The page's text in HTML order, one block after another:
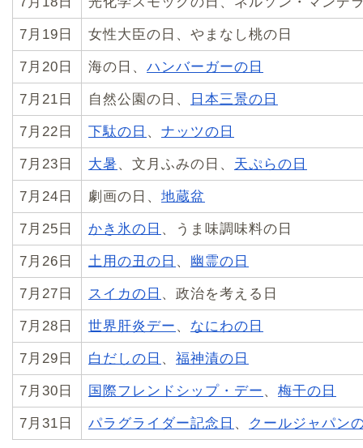
7月19日 女性大臣の日、やまなし桃の日
7月20日 海の日、 ハンバーガーの日
7月21日 自然公園の日、 日本三景の日
7月22日 下駄の日 、 ナッツの日
7月23日 大暑、文月ふみの日、 天ぷらの日
7月24日 劇画の日、 地蔵盆
7月25日 かき氷の日 、うま味調味料の日
7月26日 土用の丑の日 、 幽霊の日
7月27日 スイカの日 、政治を考える日
7月28日 世界肝炎デー 、 なにわの日
7月29日 白だしの日 、 福神漬の日
7月30日 国際フレンドシップ・デー 、 梅干の日
7月31日 パラグライダー記念日 、 クールジャパン